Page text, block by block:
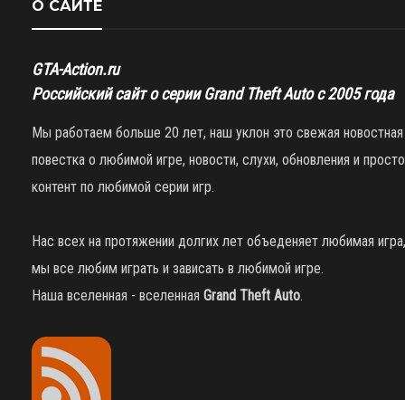
О САЙТЕ
GTA-Action.ru
Российский сайт о серии Grand Theft Auto с 2005 года
Мы работаем больше 20 лет, наш уклон это свежая новостная
повестка о любимой игре, новости, слухи, обновления и просто
контент по любимой серии игр.
Нас всех на протяжении долгих лет объеденяет любимая игра,
мы все любим играть и зависать в любимой игре.
Наша вселенная - вселенная Grand Theft Auto.